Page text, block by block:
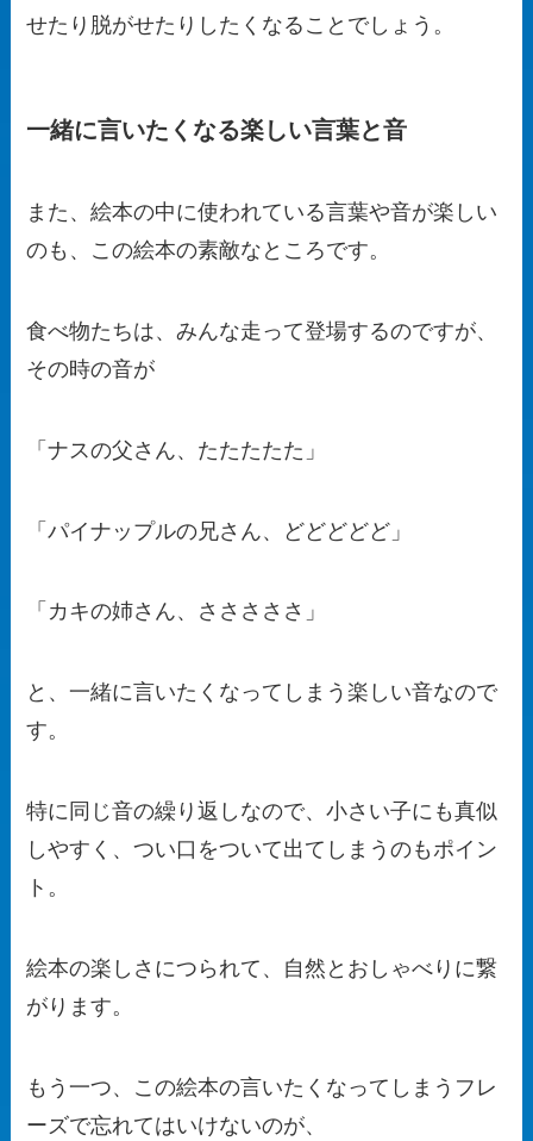
せたり脱がせたりしたくなることでしょう。
一緒に言いたくなる楽しい言葉と音
また、絵本の中に使われている言葉や音が楽しい
のも、この絵本の素敵なところです。
食べ物たちは、みんな走って登場するのですが、
その時の音が
「ナスの父さん、たたたたた」
「パイナップルの兄さん、どどどどど」
「カキの姉さん、さささささ」
と、一緒に言いたくなってしまう楽しい音なので
す。
特に同じ音の繰り返しなので、小さい子にも真似
しやすく、つい口をついて出てしまうのもポイン
ト。
絵本の楽しさにつられて、自然とおしゃべりに繋
がります。
もう一つ、この絵本の言いたくなってしまうフレ
ーズで忘れてはいけないのが、